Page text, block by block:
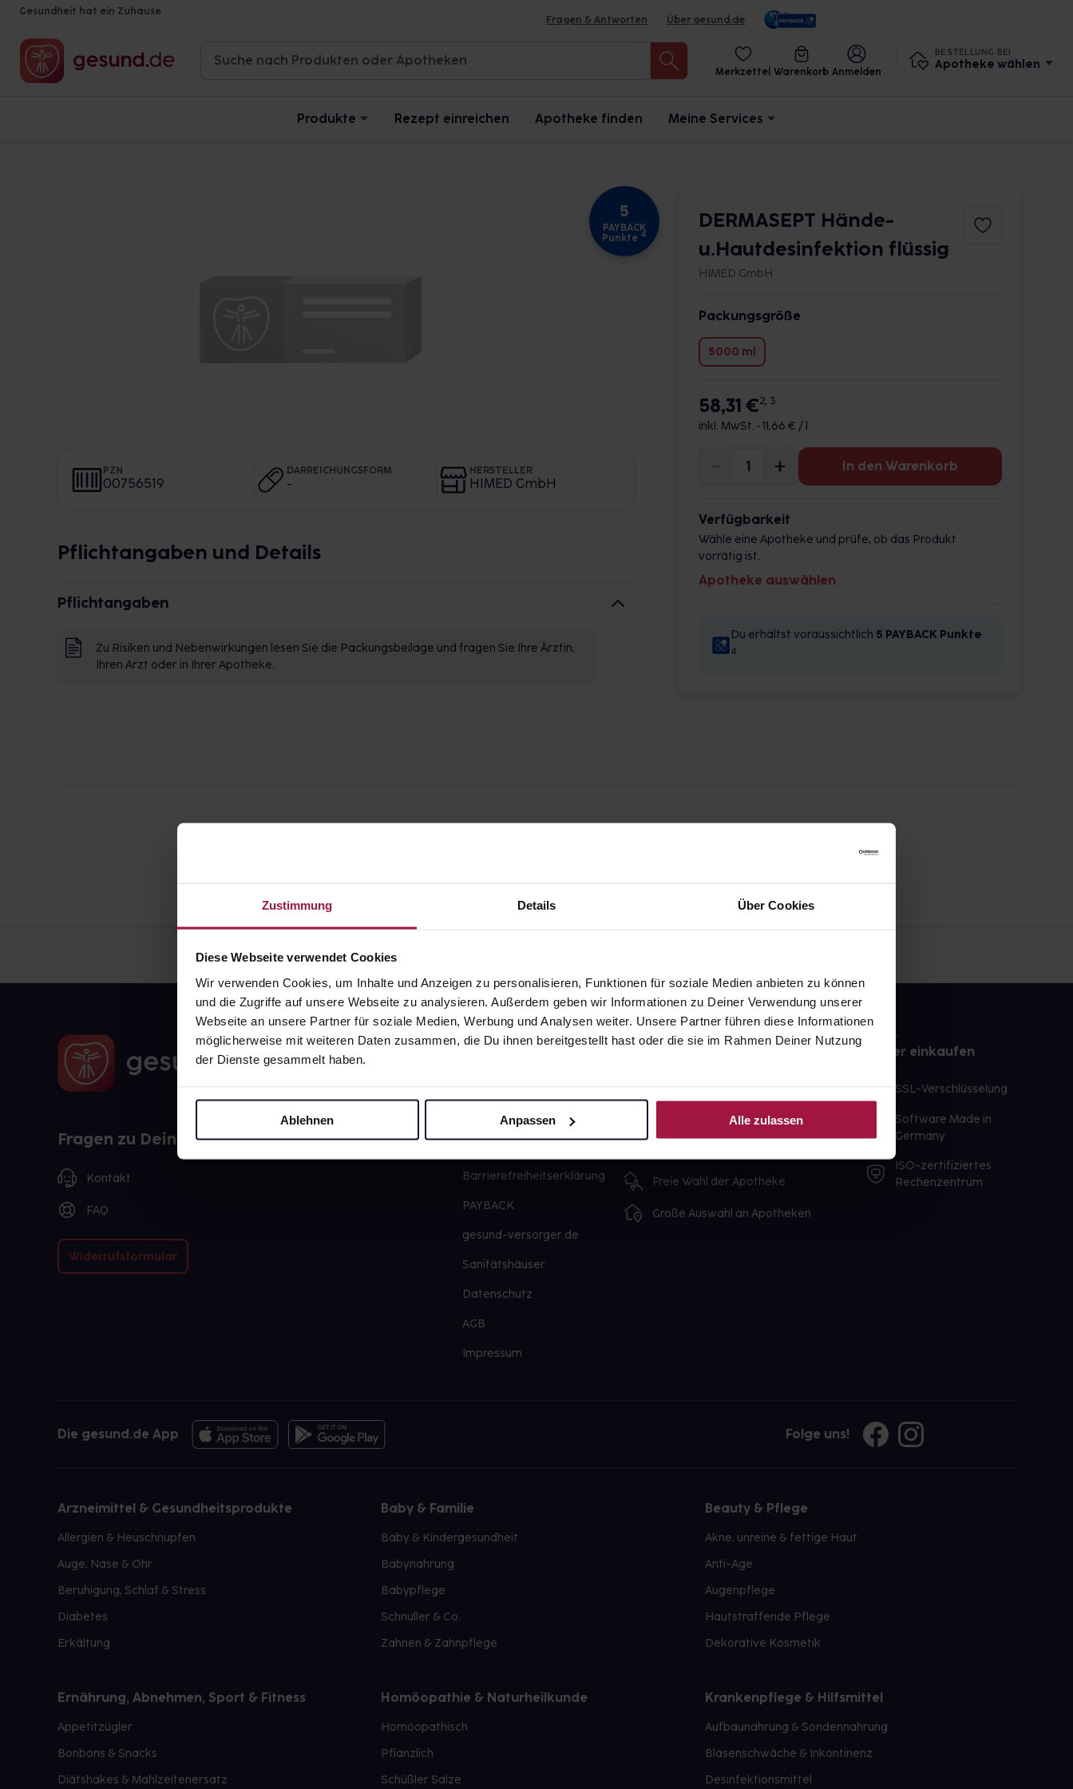
Zustimmung Details Über Cookies
Diese Webseite verwendet Cookies
Wir verwenden Cookies, um Inhalte und Anzeigen zu personalisieren, Funktionen für soziale Medien anbieten zu können
und die Zugriffe auf unsere Webseite zu analysieren. Außerdem geben wir Informationen zu Deiner Verwendung unserer
Webseite an unsere Partner für soziale Medien, Werbung und Analysen weiter. Unsere Partner führen diese Informationen
möglicherweise mit weiteren Daten zusammen, die Du ihnen bereitgestellt hast oder die sie im Rahmen Deiner Nutzung
der Dienste gesammelt haben.
Ablehnen Anpassen Alle zulassen
Gesundheit hat ein Zuhause
Fragen & Antworten Über gesund.de
Merkzettel Warenkorb Anmelden
BESTELLUNG BEI
Apotheke wählen
Produkte Rezept einreichen Apotheke finden Meine Services
5
PAYBACK
Punkte 4
PZN
00756519
DARREICHUNGSFORM
-
HERSTELLER
HIMED GmbH
Pflichtangaben und Details
Pflichtangaben
Zu Risiken und Nebenwirkungen lesen Sie die Packungsbeilage und fragen Sie Ihre Ärztin,
Ihren Arzt oder in Ihrer Apotheke.
DERMASEPT Hände-
u.Hautdesinfektion flüssig
HIMED GmbH
Packungsgröße
5000 ml
58,31 €2, 3
inkl. MwSt. • 11,66 € / l
In den Warenkorb
Verfügbarkeit
Wähle eine Apotheke und prüfe, ob das Produkt
vorrätig ist.
Apotheke auswählen
Du erhältst voraussichtlich 5 PAYBACK Punkte
4
Fragen zu Deiner Bestellung?
Kontakt
FAQ
Widerrufsformular
Karriere
Barrierefreiheitserklärung
PAYBACK
gesund-versorger.de
Sanitätshäuser
Datenschutz
AGB
Impressum
sofort abholbereit
Freie Wahl der Apotheke
Große Auswahl an Apotheken
Sicher einkaufen
SSL-Verschlüsselung
Software Made in
Germany
ISO-zertifiziertes
Rechenzentrum
Die gesund.de App Folge uns!
Arzneimittel & Gesundheitsprodukte
Allergien & Heuschnupfen
Auge, Nase & Ohr
Beruhigung, Schlaf & Stress
Diabetes
Erkältung
Baby & Familie
Baby & Kindergesundheit
Babynahrung
Babypflege
Schnuller & Co.
Zahnen & Zahnpflege
Beauty & Pflege
Akne, unreine & fettige Haut
Anti-Age
Augenpflege
Hautstraffende Pflege
Dekorative Kosmetik
Ernährung, Abnehmen, Sport & Fitness
Appetitzügler
Bonbons & Snacks
Diätshakes & Mahlzeitenersatz
Homöopathie & Naturheilkunde
Homöopathisch
Pflanzlich
Schüßler Salze
Krankenpflege & Hilfsmittel
Aufbaunahrung & Sondennahrung
Blasenschwäche & Inkontinenz
Desinfektionsmittel